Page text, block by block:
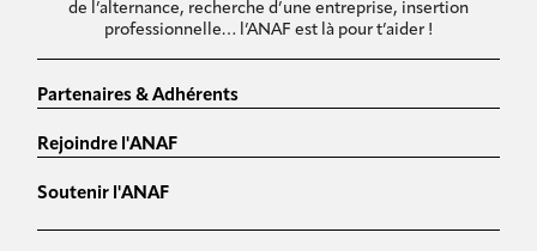
de l’alternance, recherche d’une entreprise, insertion
professionnelle… l’ANAF est là pour t’aider !
Partenaires & Adhérents
Rejoindre l'ANAF
Soutenir l'ANAF